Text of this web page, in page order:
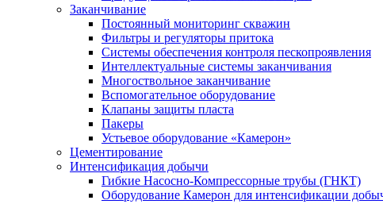
Заканчивание
Постоянный мониторинг скважин
Фильтры и регуляторы притока
Cистемы обеспечения контроля пескопроявления
Интеллектуальные системы заканчивания
Многоствольное заканчивание
Вспомогательное оборудование
Клапаны защиты пласта
Пакеры
Устьевое оборудование «Камерон»
Цементирование
Интенсификация добычи
Гибкие Насосно-Компрессорные трубы (ГНКТ)
Оборудование Камерон для интенсификации